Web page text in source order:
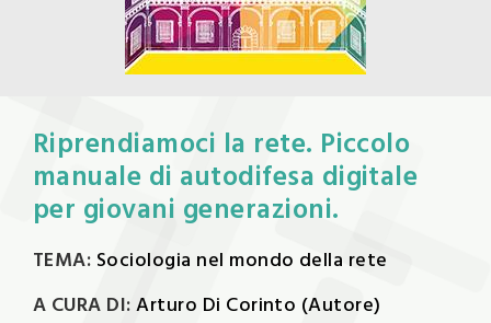
Riprendiamoci la rete. Piccolo
manuale di autodifesa digitale
per giovani generazioni.
TEMA: Sociologia nel mondo della rete
A CURA DI:Arturo Di Corinto (Autore)